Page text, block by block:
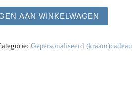
AAN WINKELWAGEN
Gepersonaliseerd (kraam)cadeau